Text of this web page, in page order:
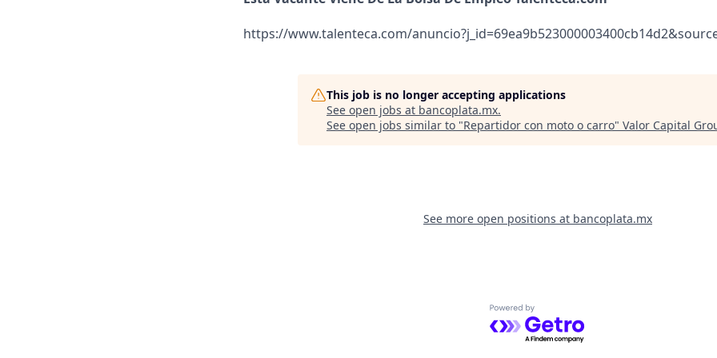
https://www.talenteca.com/
This job is no longer accepting applications
See open jobs at bancoplata.mx.
See open jobs similar to "Repartidor con moto o carro" Valor Capital
See more open positions at bancoplata.mx
Powered by Getro.com